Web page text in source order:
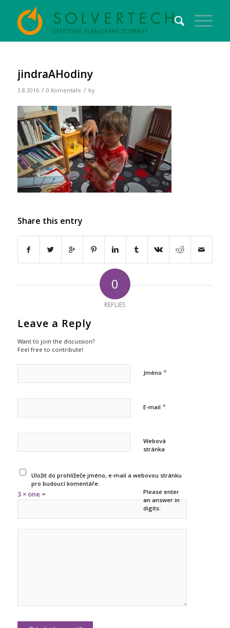
jindraAHodiny
3.8.2016 / 0 Komentáře / by
Share this entry
0
REPLIES
Leave a Reply
Want to join the discussion?
Feel free to contribute!
Jméno *
E-mail *
Webová
stránka
Uložit do prohlížeče jméno, e-mail a webovou stránku
pro budoucí komentáře.
Please enter
an answer in
digits:
3 × one =